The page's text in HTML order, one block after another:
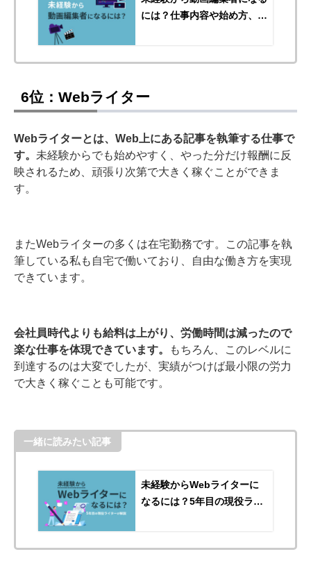
には？仕事内容や始め方、必
6位：Webライター
Webライターとは、Web上にある記事を執筆する仕事で
す。 未経験からでも始めやすく、やった分だけ報酬に反
映されるため、頑張り次第で大きく稼ぐことができま
す。
またWebライターの多くは在宅勤務です。この記事を執
筆している私も自宅で働いており、自由な働き方を実現
できています。
会社員時代よりも給料は上がり、労働時間は減ったので
楽な仕事を体現できています。
もちろん、このレベルに
到達するのは大変でしたが、実績がつけば最小限の労力
で大きく稼ぐことも可能です。
一緒に読みたい記事
未経験からWebライターに
なるには？5年目の現役ライ